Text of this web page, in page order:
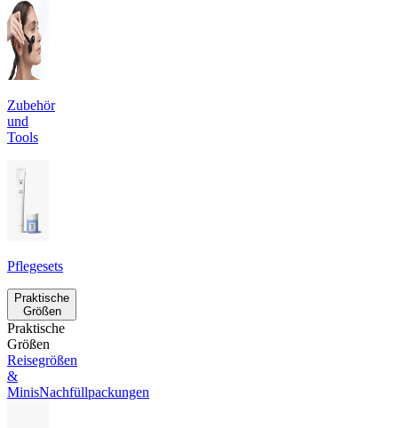
Zubehör
und
Tools
Pflegesets
Praktische
Größen
Praktische
Größen
Reisegrößen
&
MinisNachfüllpackungen